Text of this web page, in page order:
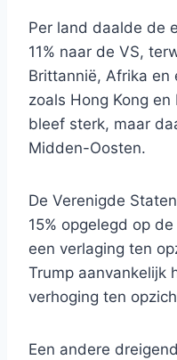
Per land daalde de
11% naar de VS,
Brittannië, Afrika en
zoals Hong Kong
bleef sterk, maar
Midden-Oosten.
De Verenigde
15% opgelegd op
een verlaging ten
Trump aanvankelijk
verhoging ten
Een andere